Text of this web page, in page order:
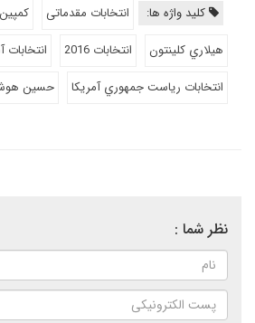
کلید واژه ها: انتخابات مقدماتی
هيلاري كلينتون
انتخابات 2016
انتخابات
انتخابات رياست جمهوري آمريكا
حسین
نظر شما :